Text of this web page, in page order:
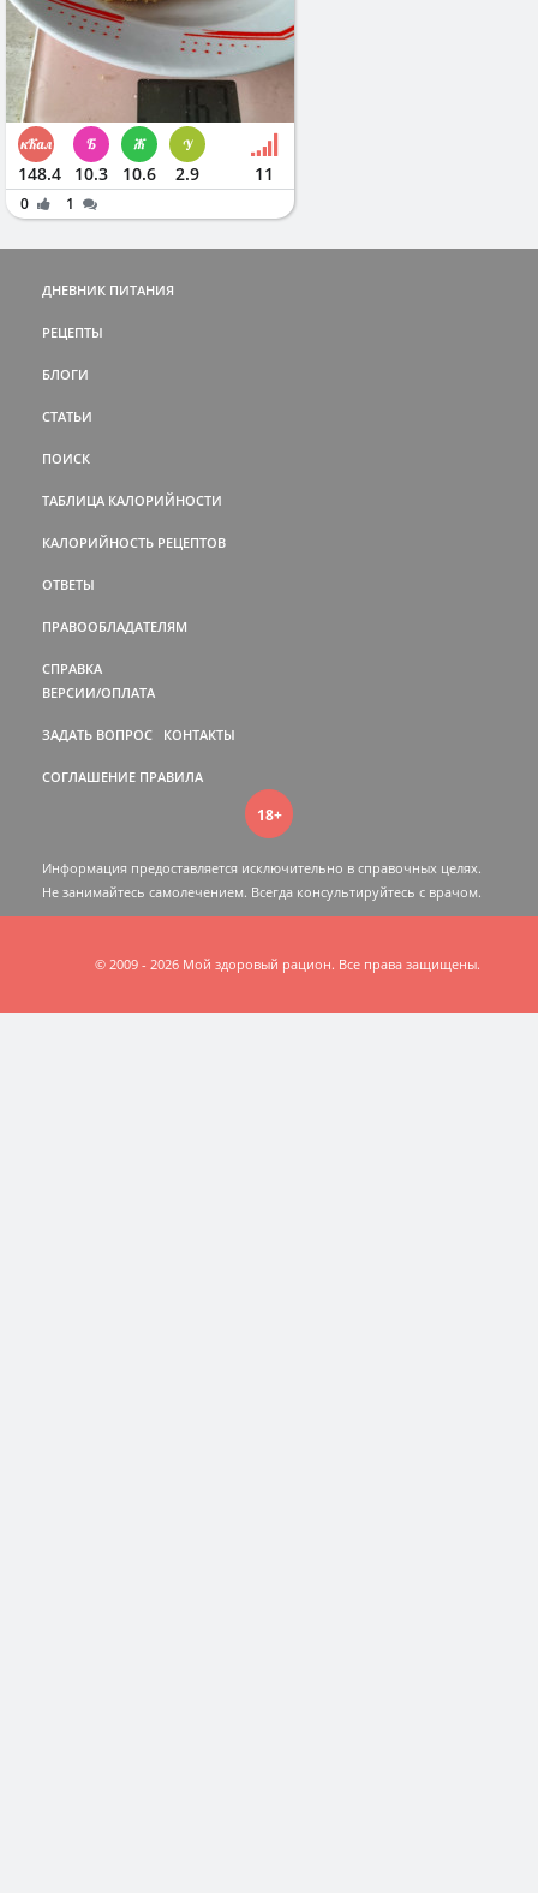
148.4 10.3 10.6 2.9 11
0 1
ДНЕВНИК ПИТАНИЯ
РЕЦЕПТЫ
БЛОГИ
СТАТЬИ
ПОИСК
ТАБЛИЦА КАЛОРИЙНОСТИ
КАЛОРИЙНОСТЬ РЕЦЕПТОВ
ОТВЕТЫ
ПРАВООБЛАДАТЕЛЯМ
СПРАВКА
ВЕРСИИ/ОПЛАТА
ЗАДАТЬ ВОПРОС КОНТАКТЫ
СОГЛАШЕНИЕ ПРАВИЛА
18+
Информация предоставляется исключительно в справочных целях.
Не занимайтесь самолечением. Всегда консультируйтесь c врачом.
© 2009 - 2026 Мой здоровый рацион. Все права защищены.